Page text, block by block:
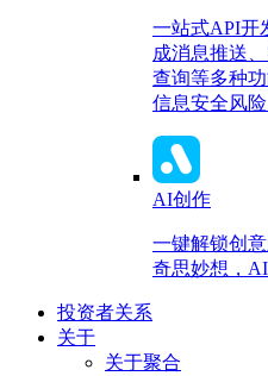
一站式API开
成消息推送
查询等多种
信息安全风险
AI创作
一键解锁创
奇思妙想，
投资者关系
关于
关于聚合